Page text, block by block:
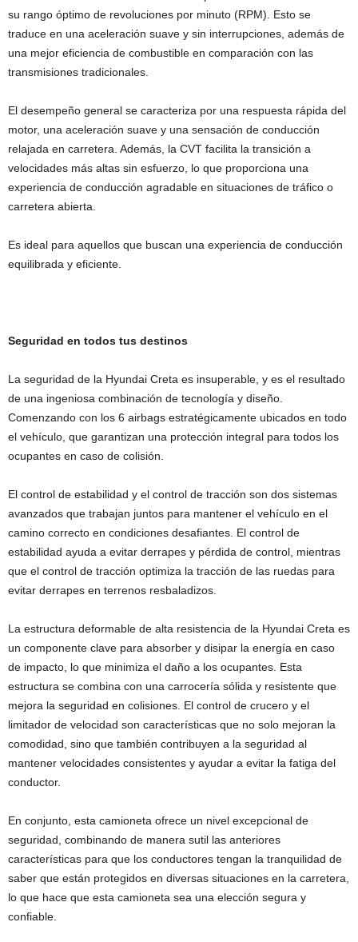
su rango óptimo de revoluciones por minuto (RPM). Esto se
traduce en una aceleración suave y sin interrupciones, además de
una mejor eficiencia de combustible en comparación con las
transmisiones tradicionales.
El desempeño general se caracteriza por una respuesta rápida del
motor, una aceleración suave y una sensación de conducción
relajada en carretera. Además, la CVT facilita la transición a
velocidades más altas sin esfuerzo, lo que proporciona una
experiencia de conducción agradable en situaciones de tráfico o
carretera abierta.
Es ideal para aquellos que buscan una experiencia de conducción
equilibrada y eficiente.
Seguridad en todos tus destinos
La seguridad de la Hyundai Creta es insuperable, y es el resultado
de una ingeniosa combinación de tecnología y diseño.
Comenzando con los 6 airbags estratégicamente ubicados en todo
el vehículo, que garantizan una protección integral para todos los
ocupantes en caso de colisión.
El control de estabilidad y el control de tracción son dos sistemas
avanzados que trabajan juntos para mantener el vehículo en el
camino correcto en condiciones desafiantes. El control de
estabilidad ayuda a evitar derrapes y pérdida de control, mientras
que el control de tracción optimiza la tracción de las ruedas para
evitar derrapes en terrenos resbaladizos.
La estructura deformable de alta resistencia de la Hyundai Creta es
un componente clave para absorber y disipar la energía en caso
de impacto, lo que minimiza el daño a los ocupantes. Esta
estructura se combina con una carrocería sólida y resistente que
mejora la seguridad en colisiones. El control de crucero y el
limitador de velocidad son características que no solo mejoran la
comodidad, sino que también contribuyen a la seguridad al
mantener velocidades consistentes y ayudar a evitar la fatiga del
conductor.
En conjunto, esta camioneta ofrece un nivel excepcional de
seguridad, combinando de manera sutil las anteriores
características para que los conductores tengan la tranquilidad de
saber que están protegidos en diversas situaciones en la carretera,
lo que hace que esta camioneta sea una elección segura y
confiable.